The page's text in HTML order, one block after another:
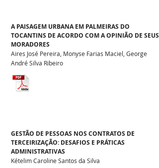
Aires José Pereira, Monyse Farias Maciel, George
André Silva Ribeiro
A PAISAGEM URBANA EM PALMEIRAS DO
TOCANTINS DE ACORDO COM A OPINIÃO DE SEUS
MORADORES
Kételim Caroline Santos da Silva
GESTÃO DE PESSOAS NOS CONTRATOS DE
TERCEIRIZAÇÃO: DESAFIOS E PRÁTICAS
ADMINISTRATIVAS